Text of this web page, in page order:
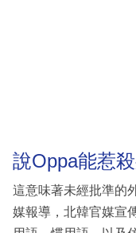
說Oppa能惹
這意味著未經批準的
媒報導，北韓官媒宣